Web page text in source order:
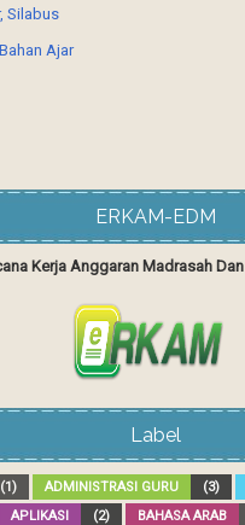
Silabus
Ajar
ERKAM-EDM
Kerja Anggaran Madrasah
Label
(1) ADMINISTRASI GURU (3)
APLIKASI (2) BAHASA ARAB